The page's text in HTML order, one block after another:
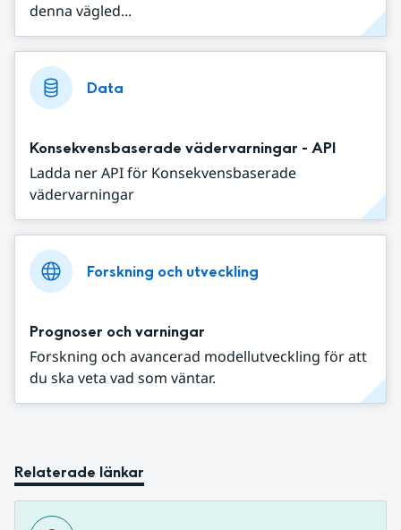
denna vägled...
Data
Konsekvensbaserade vädervarningar - API
Ladda ner API för Konsekvensbaserade
vädervarningar
Forskning och utveckling
Prognoser och varningar
Forskning och avancerad modellutveckling för att
du ska veta vad som väntar.
Relaterade länkar